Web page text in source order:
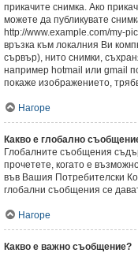
прикачите снимка. Ако
можете да публикувате
http://www.example.com/my-
връзка към локалния Ви
сървър), нито снимки,
например hotmail или gmail
покаже изображението,
Нагоре
Какво е глобално
Глобалните съобщения
прочетете, когато е
във Вашия Потребителски
глобални съобщения се
Нагоре
Какво е важно съобщение?